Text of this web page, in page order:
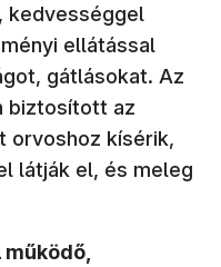
kedvességgel
ellátással
gátlásokat. Az
biztosított az
orvoshoz kísérik,
látják el, és meleg